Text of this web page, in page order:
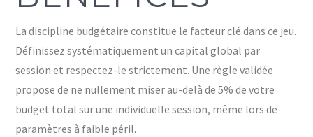
La discipline budgétaire constitue le facteur clé dans ce jeu.
Définissez systématiquement un capital global par
session et respectez-le strictement. Une règle validée
propose de ne nullement miser au-delà de 5% de votre
budget total sur une individuelle session, même lors de
paramètres à faible péril.